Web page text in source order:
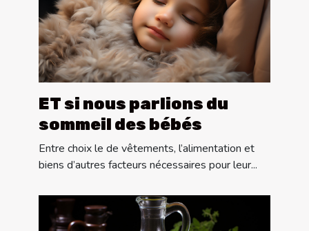
ET si nous parlions du
sommeil des bébés
Entre choix le de vêtements, l’alimentation et
biens d’autres facteurs nécessaires pour leur...